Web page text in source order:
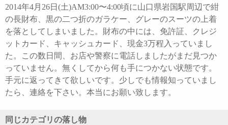
2014年4月26日(土)AM3:00〜4:00頃に山口県岩国駅周辺で紺
の長財布、黒の二つ折のガラケー、グレーのスーツの上着
を落としてしまいました。財布の中には、免許証、クレジ
ットカード、キャッシュカード、現金3万程入っていまし
た。この数日間、お店や警察に電話しましたがまだ見つか
っていません。無くしてから何も手につかない状態です。
手元に返ってきて欲しいです。少しでも情報知っていまし
たら、連絡を下さい。本当にお願い致します。
同じカテゴリの落し物